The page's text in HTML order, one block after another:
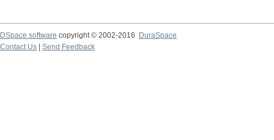
DSpace software copyright © 2002-2016
DuraSpace
Contact Us
Send Feedback